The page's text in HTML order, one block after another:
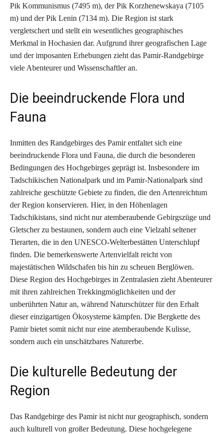
Pik Kommunismus (7495 m), der Pik Korzhenewskaya (7105
m) und der Pik Lenin (7134 m). Die Region ist stark
vergletschert und stellt ein wesentliches geographisches
Merkmal in Hochasien dar. Aufgrund ihrer geografischen Lage
und der imposanten Erhebungen zieht das Pamir-Randgebirge
viele Abenteurer und Wissenschaftler an.
Die beeindruckende Flora und
Fauna
Inmitten des Randgebirges des Pamir entfaltet sich eine
beeindruckende Flora und Fauna, die durch die besonderen
Bedingungen des Hochgebirges geprägt ist. Insbesondere im
Tadschikischen Nationalpark und im Pamir-Nationalpark sind
zahlreiche geschützte Gebiete zu finden, die den Artenreichtum
der Region konservieren. Hier, in den Höhenlagen
Tadschikistans, sind nicht nur atemberaubende Gebirgszüge und
Gletscher zu bestaunen, sondern auch eine Vielzahl seltener
Tierarten, die in den UNESCO-Welterbestätten Unterschlupf
finden. Die bemerkenswerte Artenvielfalt reicht von
majestätischen Wildschafen bis hin zu scheuen Berglöwen.
Diese Region des Hochgebirges in Zentralasien zieht Abenteurer
mit ihren zahlreichen Trekkingmöglichkeiten und der
unberührten Natur an, während Naturschützer für den Erhalt
dieser einzigartigen Ökosysteme kämpfen. Die Bergkette des
Pamir bietet somit nicht nur eine atemberaubende Kulisse,
sondern auch ein unschätzbares Naturerbe.
Die kulturelle Bedeutung der
Region
Das Randgebirge des Pamir ist nicht nur geographisch, sondern
auch kulturell von großer Bedeutung. Diese hochgelegene